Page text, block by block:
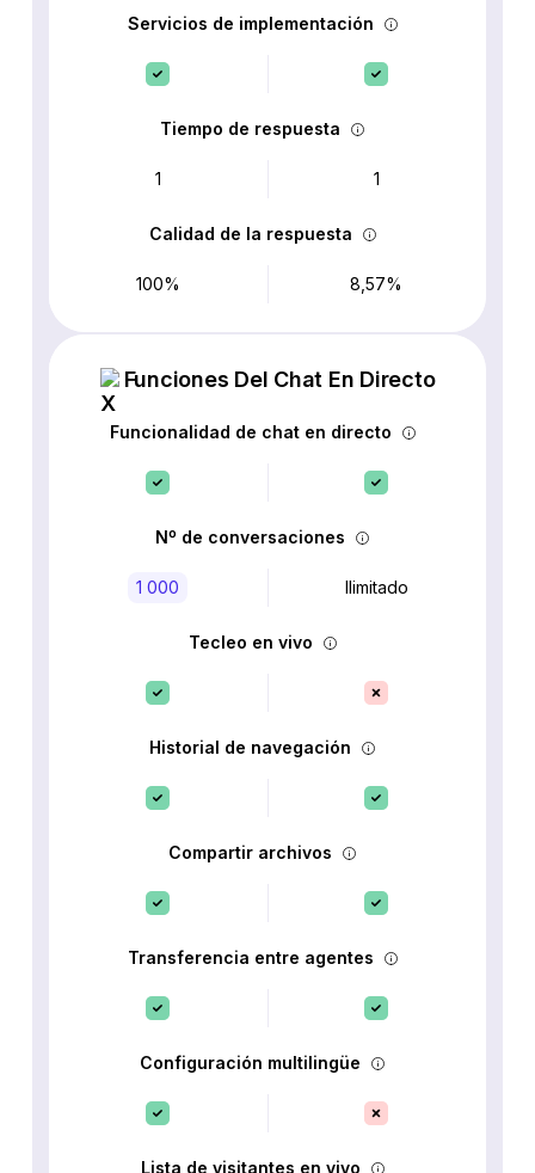
Servicios de implementación
Tiempo de respuesta
1 1
Calidad de la respuesta
100% 8,57%
Funciones Del Chat En Directo
Funcionalidad de chat en directo
Nº de conversaciones
1 000 Ilimitado
Tecleo en vivo
Historial de navegación
Compartir archivos
Transferencia entre agentes
Configuración multilingüe
Lista de visitantes en vivo